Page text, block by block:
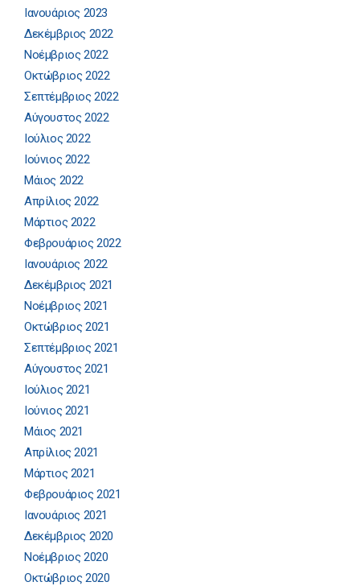
Ιανουάριος 2023
Δεκέμβριος 2022
Νοέμβριος 2022
Οκτώβριος 2022
Σεπτέμβριος 2022
Αύγουστος 2022
Ιούλιος 2022
Ιούνιος 2022
Μάιος 2022
Απρίλιος 2022
Μάρτιος 2022
Φεβρουάριος 2022
Ιανουάριος 2022
Δεκέμβριος 2021
Νοέμβριος 2021
Οκτώβριος 2021
Σεπτέμβριος 2021
Αύγουστος 2021
Ιούλιος 2021
Ιούνιος 2021
Μάιος 2021
Απρίλιος 2021
Μάρτιος 2021
Φεβρουάριος 2021
Ιανουάριος 2021
Δεκέμβριος 2020
Νοέμβριος 2020
Οκτώβριος 2020